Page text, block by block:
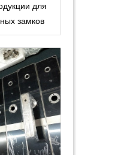
для
замков